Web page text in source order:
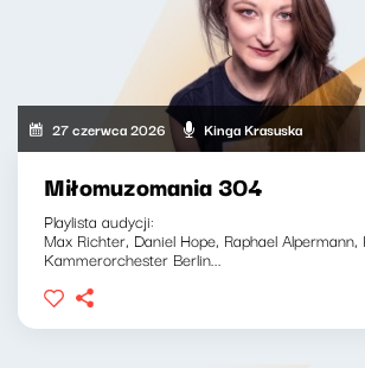
27 czerwca 2026 Kinga Krasuska
Miłomuzomania 304
Playlista audycji:
Max Richter, Daniel Hope, Raphael
Kammerorchester Berlin...